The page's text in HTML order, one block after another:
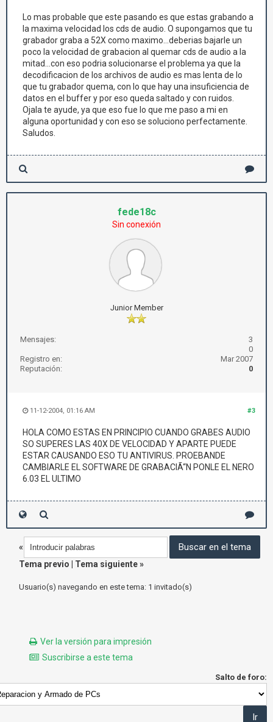
Lo mas probable que este pasando es que estas grabando a
la maxima velocidad los cds de audio. O supongamos que tu
grabador graba a 52X como maximo...deberias bajarle un
poco la velocidad de grabacion al quemar cds de audio a la
mitad...con eso podria solucionarse el problema ya que la
decodificacion de los archivos de audio es mas lenta de lo
que tu grabador quema, con lo que hay una insuficiencia de
datos en el buffer y por eso queda saltado y con ruidos.
Ojala te ayude, ya que eso fue lo que me paso a mi en
alguna oportunidad y con eso se soluciono perfectamente.
Saludos.
fede18c
Sin conexión
Junior Member
Mensajes:
3
0
Registro en:
Mar 2007
Reputación:
0
#3
11-12-2004, 01:16 AM
HOLA COMO ESTAS EN PRINCIPIO CUANDO GRABES AUDIO
SO SUPERES LAS 40X DE VELOCIDAD Y APARTE PUEDE
ESTAR CAUSANDO ESO TU ANTIVIRUS. PROEBANDE
CAMBIARLE EL SOFTWARE DE GRABACIÃ“N PONLE EL NERO
6.03 EL ULTIMO
«
Tema previo
Tema siguiente»
Usuario(s) navegando en este tema: 1 invitado(s)
Ver la versión para impresión
Suscribirse a este tema
Salto de foro: